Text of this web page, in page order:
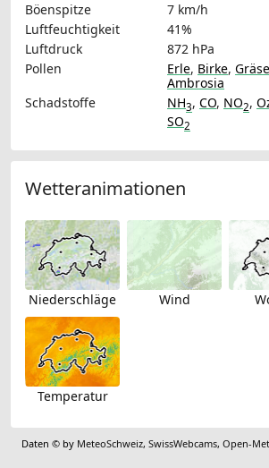
Böenspitze
7 km/h
Luftfeuchtigkeit
41%
Luftdruck
872 hPa
Pollen
Erle, Birke,
Ambrosia
Schadstoffe
NH3, CO, NO2,
SO2
Wetteranimationen
Niederschläge Wind
Temperatur
Daten © by MeteoSchweiz,SwissWebcams,Open-